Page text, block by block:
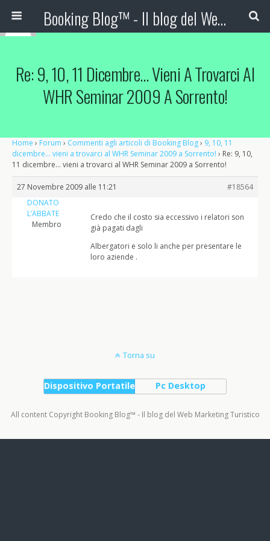
Booking Blog™ - Il blog del Web Marketing Turistico
Re: 9, 10, 11 Dicembre… Vieni A Trovarci Al
WHR Seminar 2009 A Sorrento!
Home › Forum › Commenti agli articoli di Booking Blog› 9, 10, 11
dicembre… vieni a trovarci al WHR Seminar 2009 a Sorrento! › Re: 9, 10,
11 dicembre… vieni a trovarci al WHR Seminar 2009 a Sorrento!
27 Novembre 2009 alle 11:21
#18564
DONATO
L’ABBATE
Membro
Credo che il costo sia eccessivo i relatori son
già pagati dagli
Albergatori e solo li anche per presentare le
loro aziende .
Torna su
Dispositivo Portatile Pc Desktop
All content Copyright Booking Blog™ - Il blog del Web Marketing Turistico